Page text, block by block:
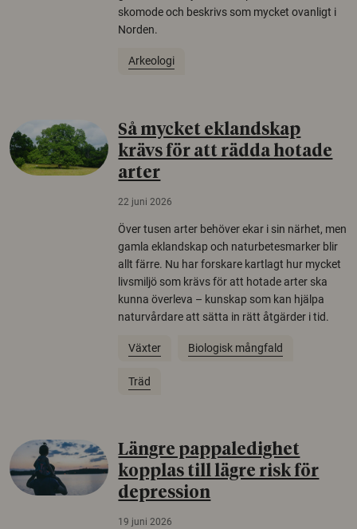
skomode och beskrivs som mycket ovanligt i
Norden.
Arkeologi
Så mycket eklandskap
krävs för att rädda hotade
arter
22 juni 2026
Över tusen arter behöver ekar i sin närhet, men
gamla eklandskap och naturbetesmarker blir
allt färre. Nu har forskare kartlagt hur mycket
livsmiljö som krävs för att hotade arter ska
kunna överleva – kunskap som kan hjälpa
naturvårdare att sätta in rätt åtgärder i tid.
Växter Biologisk mångfald
Träd
Längre pappaledighet
kopplas till lägre risk för
depression
19 juni 2026